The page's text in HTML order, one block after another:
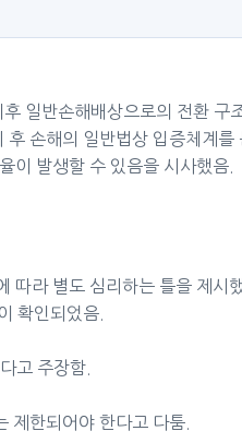
일반손해배상으로의 전환 구
손해의 일반법상 입증체계
이 발생할 수 있음을 시사했음.
따라 별도 심리하는 틀을 제시
확인되었음.
고 주장함.
제한되어야 한다고 다툼.